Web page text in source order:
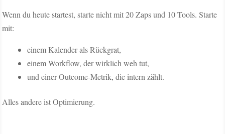
Wenn du heute startest, starte nicht mit 20 Zaps und 10 Tools. Starte
mit:
einem Kalender als Rückgrat,
einem Workflow, der wirklich weh tut,
und einer Outcome-Metrik, die intern zählt.
Alles andere ist Optimierung.